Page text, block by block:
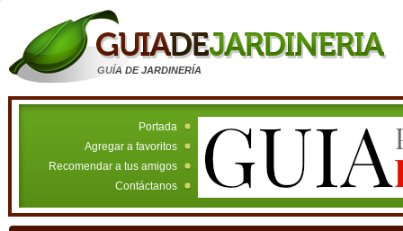
GUÍA DE JARDINERÍA
Portada
Agregar a favoritos
Recomendar a tus amigos
Contáctanos